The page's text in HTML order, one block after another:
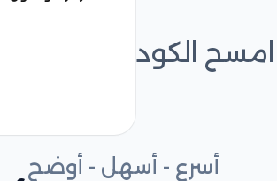
امسح الكود
أسرع - أسهل - أوضح